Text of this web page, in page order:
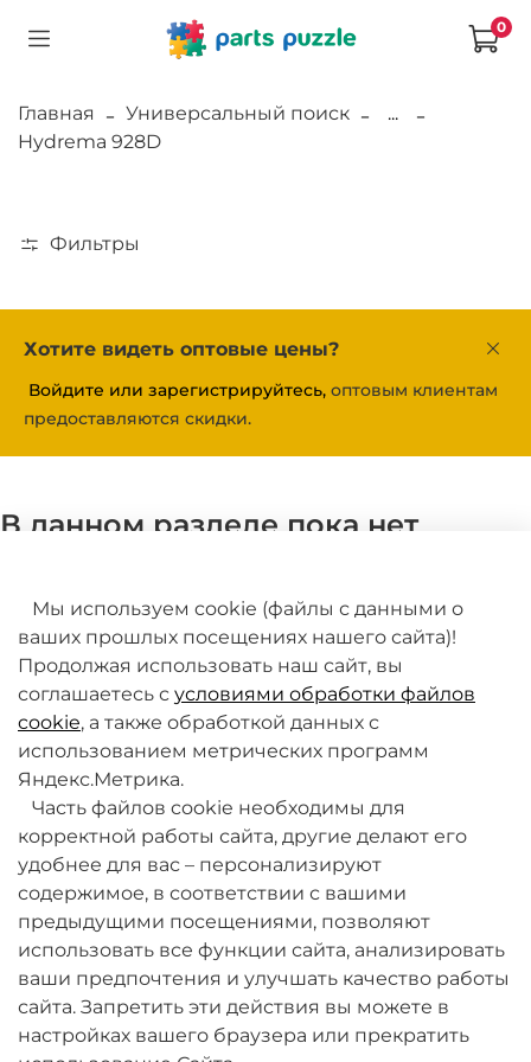
0
Главная Универсальный поиск
...
Hydrema 928D
Фильтры
Хотите видеть оптовые цены?
Войдите или зарегистрируйтесь, оптовым клиентам
предоставляются скидки.
В данном разделе пока нет
О компании
Товары и услуги
+7 (495) 789-38-95
09:00 - 18:00 (будни, по МСК)
Мы используем cookie (файлы с данными о
ваших прошлых посещениях нашего сайта)!
Продолжая использовать наш сайт, вы
соглашаетесь с условиями обработки файлов
cookie, а также обработкой данных с
использованием метрических программ
Яндекс.Метрика.
Часть файлов cookie необходимы для
корректной работы сайта, другие делают его
удобнее для вас – персонализируют
содержимое, в соответствии с вашими
предыдущими посещениями, позволяют
использовать все функции сайта, анализировать
ваши предпочтения и улучшать качество работы
сайта. Запретить эти действия вы можете в
настройках вашего браузера или прекратить